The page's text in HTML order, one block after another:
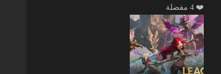
❤️ 4 مفضلة